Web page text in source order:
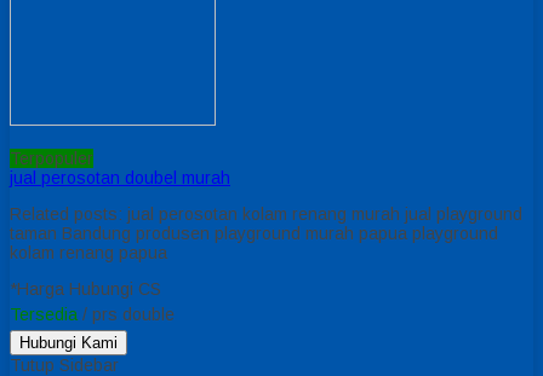
Terpopuler
jual perosotan doubel murah
Related posts: jual perosotan kolam renang murah jual playground
taman Bandung produsen playground murah papua playground
kolam renang papua
*Harga Hubungi CS
Tersedia / prs double
Hubungi Kami
Tutup Sidebar